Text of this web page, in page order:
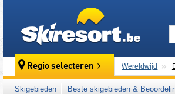
Regio selecteren Wereldwijd
Skigebieden Beste skigebieden &